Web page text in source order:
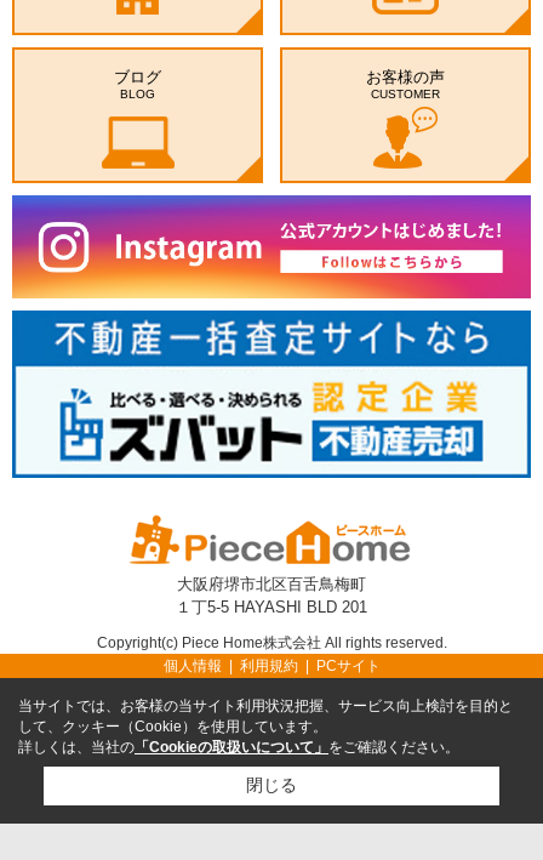
ブログ
BLOG
お客様の声
CUSTOMER
大阪府堺市北区百舌鳥梅町
１丁5-5 HAYASHI BLD 201
Copyright(c) Piece Home株式会社 All rights reserved.
個人情報
利用規約 PCサイト
当サイトでは、お客様の当サイト利用状況把握、サービス向上検討を目的と
して、クッキー（Cookie）を使用しています。
詳しくは、当社の 「Cookieの取扱いについて」 をご確認ください。
閉じる